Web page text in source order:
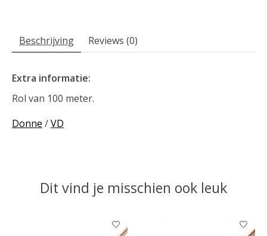
Beschrijving Reviews (0)
Extra informatie:
Rol van 100 meter.
Donne /VD
Dit vind je misschien ook leuk
Items van productcarrousel